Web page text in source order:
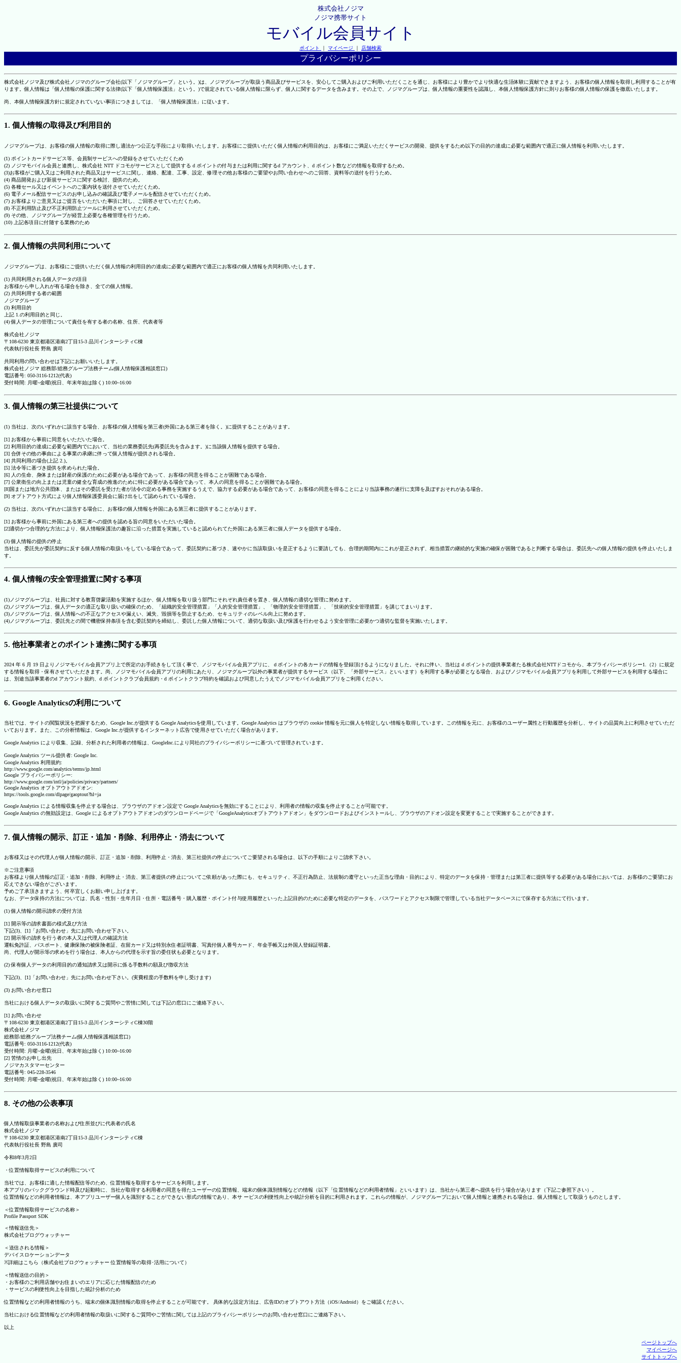
株式会社ノジマ
ノジマ携帯サイト
モバイル会員サイト
ポイント ｜ マイページ ｜ 店舗検索
プライバシーポリシー
株式会社ノジマ及び株式会社ノジマのグループ会社(以下「ノジマグループ」という。)は、ノジマグループが取扱う商品及びサービスを、安心してご購入およびご利用いただくことを通じ、お客様により豊かでより快適な生活体験に貢献できますよう、お客様の個人情報を取得し利用することが有
ります。個人情報は「個人情報の保護に関する法律(以下「個人情報保護法」という。)で規定されている個人情報に限らず、個人に関するデータを含みます。その上で、ノジマグループは、個人情報の重要性を認識し、本個人情報保護方針に則りお客様の個人情報の保護を徹底いたします。
尚、本個人情報保護方針に規定されていない事項につきましては、「個人情報保護法」に従います。
1. 個人情報の取得及び利用目的
ノジマグループは、お客様の個人情報の取得に際し適法かつ公正な手段により取得いたします。お客様にご提供いただく個人情報の利用目的は、お客様にご満足いただくサービスの開発、提供をするため以下の目的の達成に必要な範囲内で適正に個人情報を利用いたします。
(1) ポイントカードサービス等、会員制サービスへの登録をさせていただくため
(2) ノジマモバイル会員と連携し、株式会社 NTT ドコモがサービスとして提供する d ポイントの付与または利用に関するd アカウント、d ポイント数などの情報を取得するため。
(3)お客様がご購入又はご利用された商品又はサービスに関し、連絡、配達、工事、設定、修理その他お客様のご要望やお問い合わせへのご回答、資料等の送付を行うため。
(4) 商品開発および新規サービスに関する検討、提供のため。
(5) 各種セール又はイベントへのご案内状を送付させていただくため。
(6) 電子メール配信サービスのお申し込みの確認及び電子メールを配信させていただくため。
(7) お客様よりご意見又はご提言をいただいた事項に対し、ご回答させていただくため。
(8) 不正利用防止及び不正利用防止ツールに利用させていただくため。
(9) その他、ノジマグループが経営上必要な各種管理を行うため。
(10) 上記各項目に付随する業務のため
2. 個人情報の共同利用について
ノジマグループは、お客様にご提供いただく個人情報の利用目的の達成に必要な範囲内で適正にお客様の個人情報を共同利用いたします。
(1) 共同利用される個人データの項目
お客様から申し入れが有る場合を除き、全ての個人情報。
(2) 共同利用する者の範囲
ノジマグループ
(3) 利用目的
上記 1.の利用目的と同じ。
(4) 個人データの管理について責任を有する者の名称、住所、代表者等
株式会社ノジマ
〒108-6230 東京都港区港南2丁目15-3 品川インターシティC棟
代表執行役社長 野島 廣司
共同利用の問い合わせは下記にお願いいたします。
株式会社ノジマ 総務部/総務グループ法務チーム(個人情報保護相談窓口)
電話番号: 050-3116-1212(代表)
受付時間: 月曜~金曜(祝日、年末年始は除く) 10:00~16:00
3. 個人情報の第三社提供について
(1) 当社は、次のいずれかに該当する場合、お客様の個人情報を第三者(外国にある第三者を除く。)に提供することがあります。
[1] お客様から事前に同意をいただいた場合。
[2] 利用目的の達成に必要な範囲内でにおいて、当社の業務委託先(再委託先を含みます。)に当該個人情報を提供する場合。
[3] 合併その他の事由による事業の承継に伴って個人情報が提供される場合。
[4] 共同利用の場合(上記 2.)。
[5] 法令等に基づき提供を求められた場合。
[6] 人の生命、身体または財産の保護のために必要がある場合であって、お客様の同意を得ることが困難である場合。
[7] 公衆衛生の向上または児童の健全な育成の推進のために特に必要がある場合であって、本人の同意を得ることが困難である場合。
[8]国または地方公共団体、またはその委託を受けた者が法令の定める事務を実施するうえで、協力する必要がある場合であって、お客様の同意を得ることにより当該事務の遂行に支障を及ぼすおそれがある場合。
[9] オプトアウト方式により個人情報保護委員会に届け出をして認められている場合。
(2) 当社は、次のいずれかに該当する場合に、お客様の個人情報を外国にある第三者に提供することがあります。
[1] お客様から事前に外国にある第三者への提供を認める旨の同意をいただいた場合。
[2]適切かつ合理的な方法により、個人情報保護法の趣旨に沿った措置を実施していると認められてた外国にある第三者に個人データを提供する場合。
(3) 個人情報の提供の停止
当社は、委託先が委託契約に反する個人情報の取扱いをしている場合であって、委託契約に基づき、速やかに当該取扱いを是正するように要請しても、合理的期間内にこれが是正されず、相当措置の継続的な実施の確保が困難であると判断する場合は、委託先への個人情報の提供を停止いたしま
す。
4. 個人情報の安全管理措置に関する事項
(1)ノジマグループは、社員に対する教育啓蒙活動を実施するほか、個人情報を取り扱う部門にそれぞれ責任者を置き、個人情報の適切な管理に努めます。
(2)ノジマグループは、個人データの適正な取り扱いの確保のため、「組織的安全管理措置」「人的安全管理措置」、「物理的安全管理措置」、「技術的安全管理措置」を講じてまいります。
(3)ノジマグループは、個人情報への不正なアクセスや漏えい、滅失、毀損等を防止するため、セキュリティのレベル向上に努めます。
(4)ノジマグループは、委託先との間で機密保持条項を含む委託契約を締結し、委託した個人情報について、適切な取扱い及び保護を行わせるよう安全管理に必要かつ適切な監督を実施いたします。
5. 他社事業者とのポイント連携に関する事項
2024 年 6 月 19 日よりノジマモバイル会員アプリ上で所定のお手続きをして頂く事で、ノジマモバイル会員アプリに、ｄポイントの各カードの情報を登録頂けるようになりました。それに伴い、当社は d ポイントの提供事業者たる株式会社NTTドコモから、本プライバシーポリシー1.（2）に規定
する情報を取得・保有させていただきます。尚、ノジマモバイル会員アプリの利用にあたり、ノジマグループ以外の事業者が提供するサービス（以下、「外部サービス」といいます）を利用する事が必要となる場合、およびノジマモバイル会員アプリを利用して外部サービスを利用する場合に
は、別途当該事業者のd アカウント規約、d ポイントクラブ会員規約・d ポイントクラブ特約を確認および同意したうえでノジマモバイル会員アプリをご利用ください。
6. Google Analyticsの利用について
当社では、サイトの閲覧状況を把握するため、Google Inc.が提供する Google Analyticsを使用しています。Google Analytics はブラウザの cookie 情報を元に個人を特定しない情報を取得しています。この情報を元に、お客様のユーザー属性と行動履歴を分析し、サイトの品質向上に利用させていただ
いております。また、この分析情報は、Google Inc.が提供するインターネット広告で使用させていただく場合があります。
Google Analytics により収集、記録、分析された利用者の情報は、GoogleInc.により同社のプライバシーポリシーに基づいて管理されています。
Google Analytics ツール提供者: Google Inc.
Google Analytics 利用規約:
http://www.google.com/analytics/terms/jp.html
Google プライバシーポリシー:
http://www.google.com/intl/ja/policies/privacy/partners/
Google Analytics オプトアウトアドオン:
https://tools.google.com/dlpage/gaoptout?hl=ja
Google Analytics による情報収集を停止する場合は、ブラウザのアドオン設定で Google Analyticsを無効にすることにより、利用者の情報の収集を停止することが可能です。
Google Analytics の無効設定は、Google によるオプトアウトアドオンのダウンロードページで「GoogleAnalyticsオプトアウトアドオン」をダウンロードおよびインストールし、ブラウザのアドオン設定を変更することで実施することができます。
7. 個人情報の開示、訂正・追加・削除、利用停止・消去について
お客様又はその代理人が個人情報の開示、訂正・追加・削除、利用停止・消去、第三社提供の停止についてご要望される場合は、以下の手順によりご請求下さい。
※ご注意事項
お客様より個人情報の訂正・追加・削除、利用停止・消去、第三者提供の停止についてご依頼があった際にも、セキュリティ、不正行為防止、法規制の遵守といった正当な理由・目的により、特定のデータを保持・管理または第三者に提供等する必要がある場合においては、お客様のご要望にお
応えできない場合がございます。
予めご了承頂きますよう、何卒宜しくお願い申し上げます。
なお、データ保持の方法については、氏名・性別・生年月日・住所・電話番号・購入履歴・ポイント付与使用履歴といった上記目的のために必要な特定のデータを、パスワードとアクセス制限で管理している当社データベースにて保存する方法にて行います。
(1) 個人情報の開示請求の受付方法
[1] 開示等の請求書面の様式及び方法
下記(3)、[1]「お問い合わせ」先にお問い合わせ下さい。
[2] 開示等の請求を行う者の本人又は代理人の確認方法
運転免許証、パスポート、健康保険の被保険者証、在留カード又は特別永住者証明書、写真付個人番号カード、年金手帳又は外国人登録証明書。
尚、代理人が開示等の求めを行う場合は、本人からの代理を示す旨の委任状も必要となります。
(2) 保有個人データの利用目的の通知請求又は開示に係る手数料の額及び徴収方法
下記(3)、[1]「お問い合わせ」先にお問い合わせ下さい。(実費程度の手数料を申し受けます)
(3) お問い合わせ窓口
当社における個人データの取扱いに関するご質問やご苦情に関しては下記の窓口にご連絡下さい。
[1] お問い合わせ
〒108-6230 東京都港区港南2丁目15-3 品川インターシティC棟30階
株式会社ノジマ
総務部/総務グループ法務チーム(個人情報保護相談窓口)
電話番号: 050-3116-1212(代表)
受付時間: 月曜~金曜(祝日、年末年始は除く) 10:00~16:00
[2] 苦情のお申し出先
ノジマカスタマーセンター
電話番号: 045-228-3546
受付時間: 月曜~金曜(祝日、年末年始は除く) 10:00~16:00
8. その他の公表事項
個人情報取扱事業者の名称および住所並びに代表者の氏名
株式会社ノジマ
〒108-6230 東京都港区港南2丁目15-3 品川インターシティC棟
代表執行役社長 野島 廣司
令和8年3月2日
・位置情報取得サービスの利用について
当社では、お客様に適した情報配信等のため、位置情報を取得するサービスを利用します。
本アプリのバックグラウンド時及び起動時に、当社が取得する利用者の同意を得たユーザーの位置情報、端末の個体識別情報などの情報（以下「位置情報などの利用者情報」といいます）は、当社から第三者へ提供を行う場合があります（下記ご参照下さい）。
位置情報などの利用者情報は、本アプリユーザー個人を識別することができない形式の情報であり、本サ ービスの利便性向上や統計分析を目的に利用されます。これらの情報が、ノジマグループにおいて個人情報と連携される場合は、個人情報として取扱うものとします。
＜位置情報取得サービスの名称＞
Profile Passport SDK
＜情報送信先＞
株式会社ブログウォッチャー
＜送信される情報＞
デバイスロケーションデータ
※詳細はこちら（株式会社ブログウォッチャー 位置情報等の取得･活用について）
＜情報送信の目的＞
・お客様のご利用店舗やお住まいのエリアに応じた情報配信のため
・サービスの利便性向上を目指した統計分析のため
位置情報などの利用者情報のうち、端末の個体識別情報の取得を停止することが可能です。 具体的な設定方法は、広告IDのオプトアウト方法（iOS/Android）をご確認ください。
当社における位置情報などの利用者情報の取扱いに関するご質問やご苦情に関しては上記のプライバシーポリシーのお問い合わせ窓口にご連絡下さい。
以上
ページトップへ
マイページへ
サイトトップへ